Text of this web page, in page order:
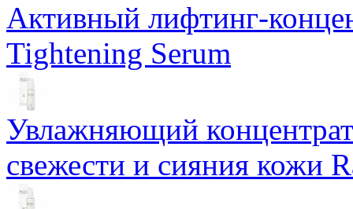
Активный лифтинг-
Tightening Serum
Увлажняющий
свежести и сияния кожи